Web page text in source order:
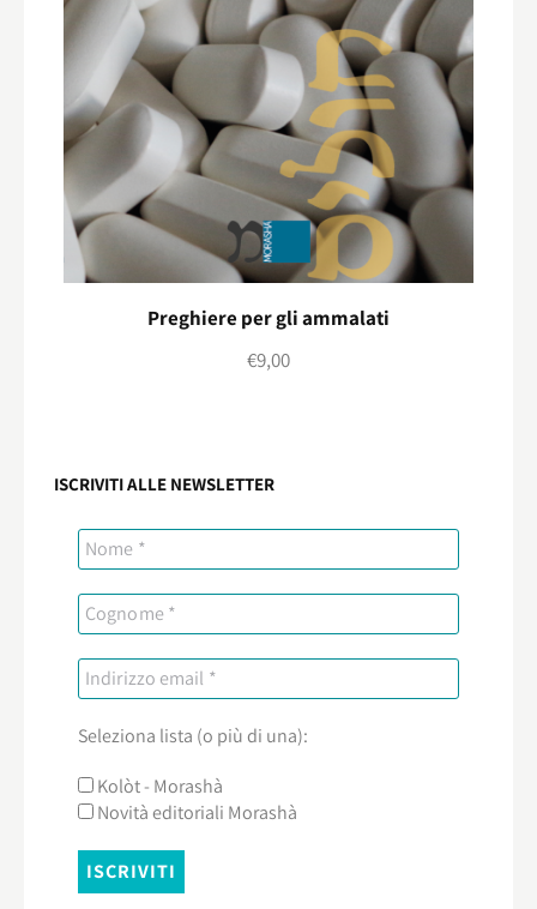
Preghiere per gli ammalati
€9,00
ISCRIVITI ALLE NEWSLETTER
Seleziona lista (o più di una):
Kolòt - Morashà
Novità editoriali Morashà